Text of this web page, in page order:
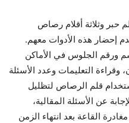
حبر وثلاثة أقلام رصاص
إحضار هذه الأدوات معهم.
ورقم الجلوس في الأماكن
التعليمات وعدد الأسئلة
قلم الرصاص لتظليل
عن الأسئلة المقالية،
القاعة بعد انتهاء الزمن